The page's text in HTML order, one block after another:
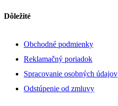
Dôležité
Obchodné podmienky
Reklamačný poriadok
Spracovanie osobných údajov
Odstúpenie od zmluvy